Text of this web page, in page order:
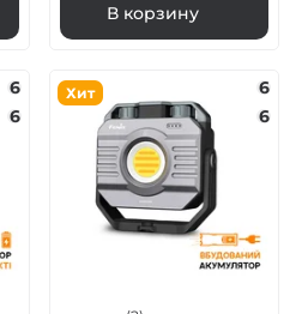
В корзину
6
6
Хит
6
6